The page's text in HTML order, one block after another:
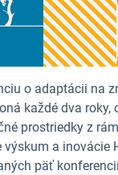
o adaptácii na
každé dva
prostriedky z
výskum a inovácie
päť